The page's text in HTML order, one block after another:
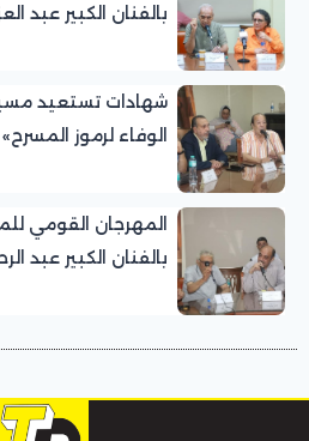
بالفنان الكبير عبد
شهادات تستعيد
الوفاء لرموز
المهرجان القومي
بالفنان الكبير عبد